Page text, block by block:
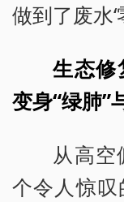
做到了废水‘
生态修
变身“绿肺”
从高空
个令人惊